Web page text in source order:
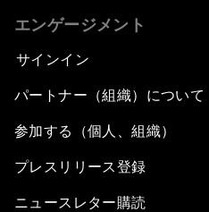
エンゲージメント
サインイン
パートナー（組織）について
参加する（個人、組織）
プレスリリース登録
ニュースレター購読